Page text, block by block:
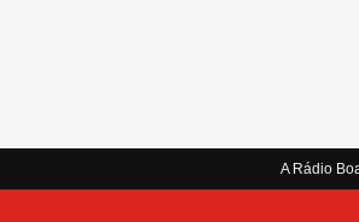
A Rádio